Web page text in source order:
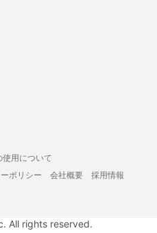
用について
ポリシー 会社概要
採用情報
All rights reserved.